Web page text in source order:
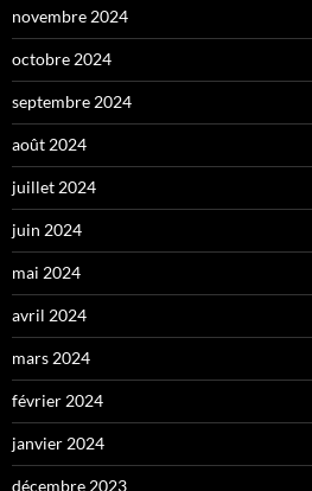
novembre 2024
octobre 2024
septembre 2024
août 2024
juillet 2024
juin 2024
mai 2024
avril 2024
mars 2024
février 2024
janvier 2024
décembre 2023